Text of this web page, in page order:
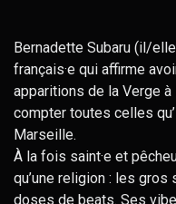
Bernadette Subaru (il/
français·e qui affirme
apparitions de la Verge
compter toutes celles
Marseille.
À la fois saint·e et
qu’une religion : les
doses de beats. Ses